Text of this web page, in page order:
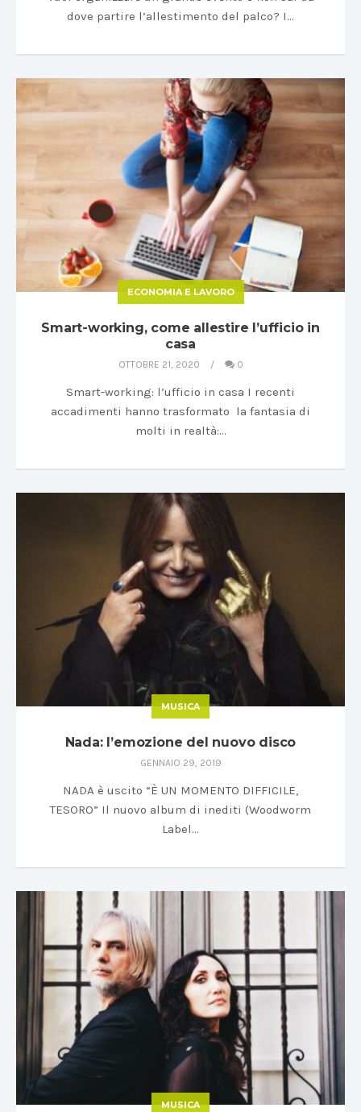
dove partire l’allestimento del palco? I…
ECONOMIA E LAVORO
Smart-working, come allestire l’ufficio in
casa
OTTOBRE 21, 2020 0
Smart-working: l’ufficio in casa I recenti
accadimenti hanno trasformato la fantasia di
molti in realtà:…
MUSICA
Nada: l’emozione del nuovo disco
GENNAIO 29, 2019
NADA è uscito “È UN MOMENTO DIFFICILE,
TESORO” Il nuovo album di inediti (Woodworm
Label…
MUSICA